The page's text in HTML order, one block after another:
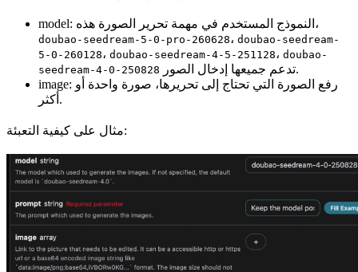
model: النموذج المستخدم في مهمة تحرير الصورة هذه،
doubao-seedream-5-0-pro-260628، doubao-seedream-
5-0-260128، doubao-seedream-4-5-251128، doubao-
seedream-4-0-250828
تدعم جميعها إدخال الصور.
image: رفع الصورة التي تحتاج إلى تحريرها، صورة واحدة أو
أكثر.
مثال على كيفية التعبئة: